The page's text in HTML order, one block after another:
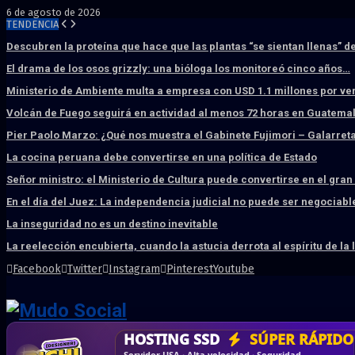
6 de agosto de 2026
TENDENCIA
Descubren la proteína que hace que las plantas “se sientan llenas”
El drama de los osos grizzly: una bióloga los monitoreó cinco años…
Ministerio de Ambiente multa a empresa con USD 1.1 millones por
Volcán de Fuego seguirá en actividad al menos 72 horas en
Pier Paolo Marzo: ¿Qué nos muestra el Gabinete Fujimori –
La cocina peruana debe convertirse en una política de Estado
Señor ministro: el Ministerio de Cultura puede convertirse en el
En el día del Juez: La independencia judicial no puede ser
La inseguridad no es un destino inevitable
La reelección encubierta, cuando la astucia derrota al espíritu de la
Facebook Twitter Instagram PinterestYoutube
HOSTING SSD SÚPER RÁPIDO
DISEÑO WEB PROFESIONAL
CRM & DASHBOARD A MEDIDA
CORREO CORPORATIVO